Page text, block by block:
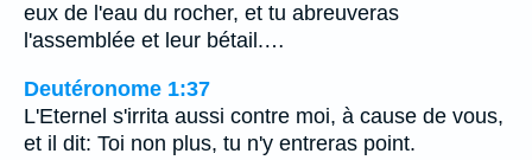
eux de l'eau du rocher, et tu abreuveras
l'assemblée et leur bétail.…
Deutéronome 1:37
L'Eternel s'irrita aussi contre moi, à cause de vous,
et il dit: Toi non plus, tu n'y entreras point.